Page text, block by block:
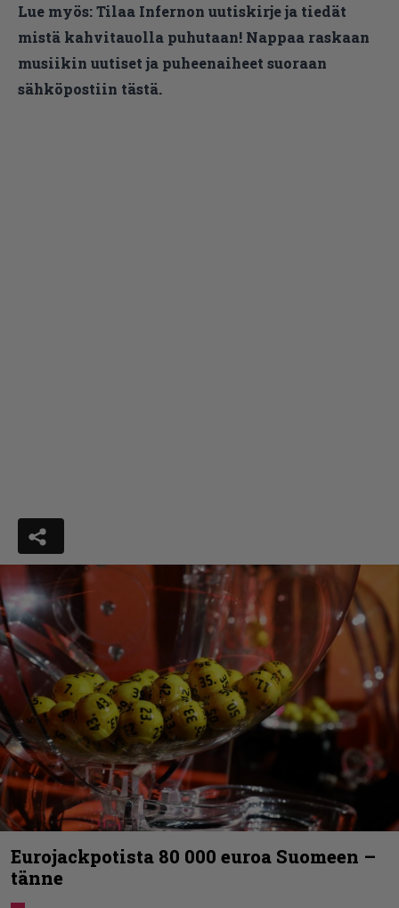
Lue myös:Tilaa Infernon uutiskirje ja tiedät
mistä kahvitauolla puhutaan! Nappaa raskaan
musiikin uutiset ja puheenaiheet suoraan
sähköpostiin tästä.
Eurojackpotista 80 000 euroa Suomeen –
tänne